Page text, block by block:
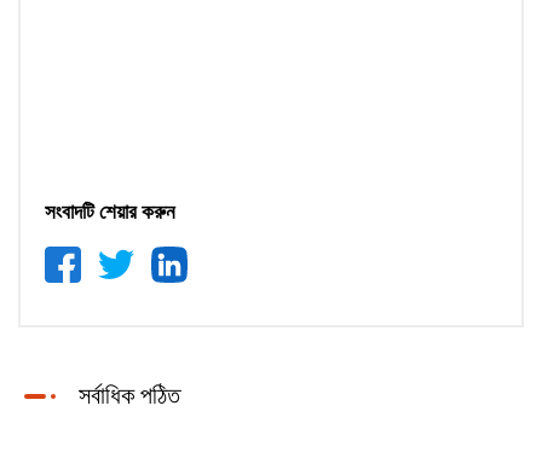
সংবাদটি শেয়ার করুন
সর্বাধিক পঠিত